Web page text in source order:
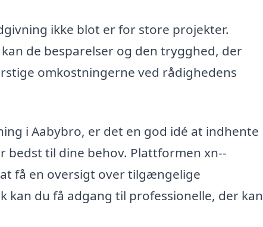
ikke blot er for store projekter.
de besparelser og den trygghed, der
omkostningerne ved rådighedens
i Aabybro, er det en god idé at indhente
til dine behov. Plattformen xn--
få en oversigt over tilgængelige
du få adgang til professionelle, der kan